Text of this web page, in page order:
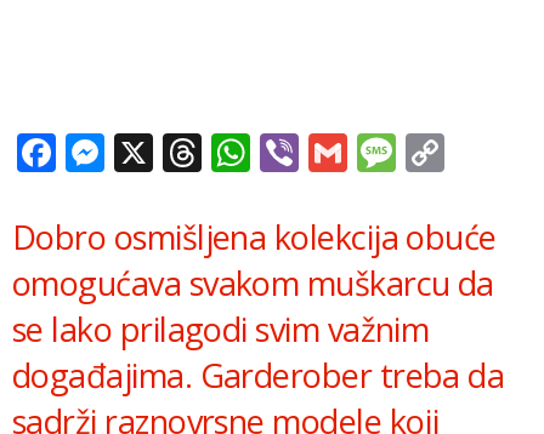
Facebook
Messenger
X Threads
WhatsApp
ViberGmail
Dobro osmišljena kolekcija obuće
omogućava svakom muškarcu da
se lako prilagodi svim važnim
događajima. Garderober treba da
sadrži raznovrsne modele koji